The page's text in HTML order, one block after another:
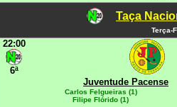
Taça
Terça-
22:00
6ª
Juventude Pacense
Carlos Felgueiras (1)
Filipe Flórido (1)